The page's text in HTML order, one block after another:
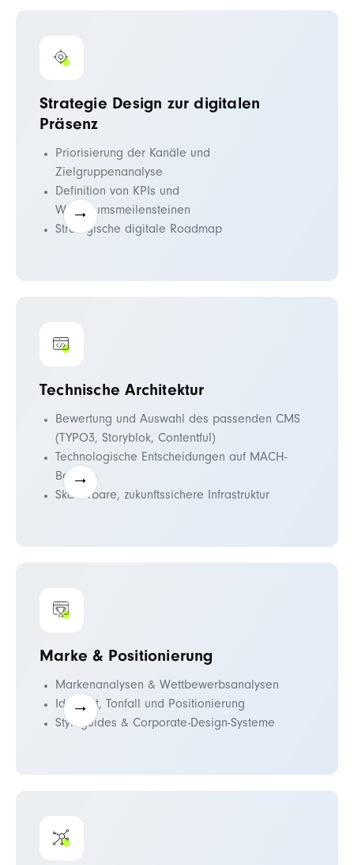
Strategie Design zur digitalen
Präsenz
Priorisierung der Kanäle und
Zielgruppenanalyse
Definition von KPIs und
Wachstumsmeilensteinen
Strategische digitale Roadmap
Technische Architektur
Bewertung und Auswahl des passenden CMS
(TYPO3, Storyblok, Contentful)
Technologische Entscheidungen auf MACH-
Basis
Skalierbare, zukunftssichere Infrastruktur
Marke & Positionierung
Markenanalysen & Wettbewerbsanalysen
Identität, Tonfall und Positionierung
Styleguides & Corporate-Design-Systeme